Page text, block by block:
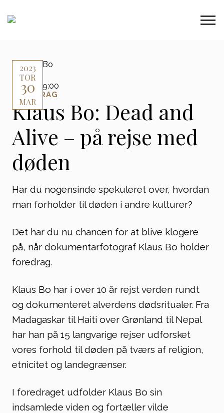
17:00 - 19:00
FOREDRAG
Klaus Bo: Dead and
Alive – på rejse med
døden
Har du nogensinde spekuleret over, hvordan
man forholder til døden i andre kulturer?
Det har du nu chancen for at blive klogere
på, når dokumentarfotograf Klaus Bo holder
foredrag.
Klaus Bo har i over 10 år rejst verden rundt
og dokumenteret alverdens dødsritualer. Fra
Madagaskar til Haiti over Grønland til Nepal
har han på 15 langvarige rejser udforsket
vores forhold til døden på tværs af religion,
etnicitet og landegrænser.
I foredraget udfolder Klaus Bo sin
indsamlede viden og fortæller vilde
2023
TOR
30
MAR